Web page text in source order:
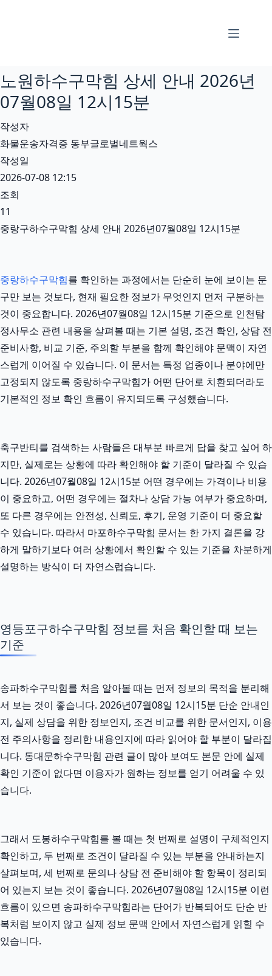
건
너
뛰
기
노원하수구막힘 상세 안내 2026년
07월08일 12시15분
작성자
화물운송자격증 동부글로벌네트웍스
작성일
2026-07-08 12:15
조회
11
중랑구하수구막힘 상세 안내 2026년07월08일 12시15분
중랑하수구막힘를 확인하는 과정에서는 단순히 눈에 보이는 문
구만 보는 것보다, 현재 필요한 정보가 무엇인지 먼저 구분하는
것이 중요합니다. 2026년07월08일 12시15분 기준으로 인천탐
정사무소 관련 내용을 살펴볼 때는 기본 설명, 조건 확인, 상담 전
준비사항, 비교 기준, 주의할 부분을 함께 확인해야 문맥이 자연
스럽게 이어질 수 있습니다. 이 문서는 특정 업종이나 분야에만
고정되지 않도록 중랑하수구막힘가 어떤 단어로 치환되더라도
기본적인 정보 확인 흐름이 유지되도록 구성했습니다.
축구반티를 검색하는 사람들은 대부분 빠르게 답을 찾고 싶어 하
지만, 실제로는 상황에 따라 확인해야 할 기준이 달라질 수 있습
니다. 2026년07월08일 12시15분 어떤 경우에는 가격이나 비용
이 중요하고, 어떤 경우에는 절차나 상담 가능 여부가 중요하며,
또 다른 경우에는 안전성, 신뢰도, 후기, 운영 기준이 더 중요할
수 있습니다. 따라서 마포하수구막힘 문서는 한 가지 결론을 강
하게 말하기보다 여러 상황에서 확인할 수 있는 기준을 차분하게
설명하는 방식이 더 자연스럽습니다.
영등포구하수구막힘 정보를 처음 확인할 때 보는
기준
송파하수구막힘를 처음 알아볼 때는 먼저 정보의 목적을 분리해
서 보는 것이 좋습니다. 2026년07월08일 12시15분 단순 안내인
지, 실제 상담을 위한 정보인지, 조건 비교를 위한 문서인지, 이용
전 주의사항을 정리한 내용인지에 따라 읽어야 할 부분이 달라집
니다. 동대문하수구막힘 관련 글이 많아 보여도 본문 안에 실제
확인 기준이 없다면 이용자가 원하는 정보를 얻기 어려울 수 있
습니다.
그래서 도봉하수구막힘를 볼 때는 첫 번째로 설명이 구체적인지
확인하고, 두 번째로 조건이 달라질 수 있는 부분을 안내하는지
살펴보며, 세 번째로 문의나 상담 전 준비해야 할 항목이 정리되
어 있는지 보는 것이 좋습니다. 2026년07월08일 12시15분 이런
흐름이 있으면 송파하수구막힘라는 단어가 반복되어도 단순 반
복처럼 보이지 않고 실제 정보 문맥 안에서 자연스럽게 읽힐 수
있습니다.